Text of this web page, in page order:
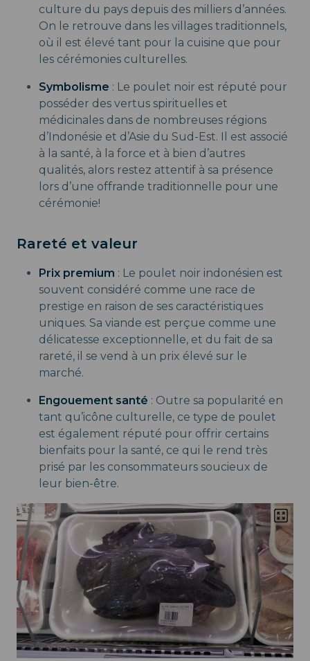
culture du pays depuis des milliers d’années.
On le retrouve dans les villages traditionnels,
où il est élevé tant pour la cuisine que pour
les cérémonies culturelles.
Symbolisme : Le poulet noir est réputé pour
posséder des vertus spirituelles et
médicinales dans de nombreuses régions
d’Indonésie et d’Asie du Sud-Est. Il est associé
à la santé, à la force et à bien d’autres
qualités, alors restez attentif à sa présence
lors d’une offrande traditionnelle pour une
cérémonie!
Rareté et valeur
Prix premium : Le poulet noir indonésien est
souvent considéré comme une race de
prestige en raison de ses caractéristiques
uniques. Sa viande est perçue comme une
délicatesse exceptionnelle, et du fait de sa
rareté, il se vend à un prix élevé sur le
marché.
Engouement santé : Outre sa popularité en
tant qu’icône culturelle, ce type de poulet
est également réputé pour offrir certains
bienfaits pour la santé, ce qui le rend très
prisé par les consommateurs soucieux de
leur bien-être.